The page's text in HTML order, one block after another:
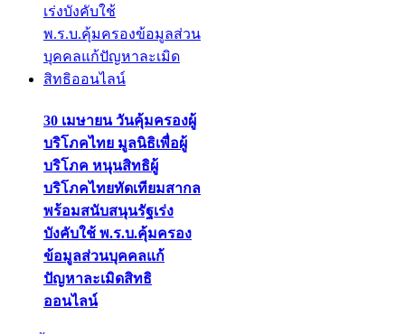
30 เมษายน วันคุ้มครองผู้
บริโภคไทย มูลนิธิเพื่อผู้
บริโภค หนุนสิทธิผู้
บริโภคไทยทัดเทียมสากล
พร้อมสนับสนุนรัฐเร่ง
บังคับใช้ พ.ร.บ.คุ้มครอง
ข้อมูลส่วนบุคคลแก้
ปัญหาละเมิดสิทธิ
ออนไลน์